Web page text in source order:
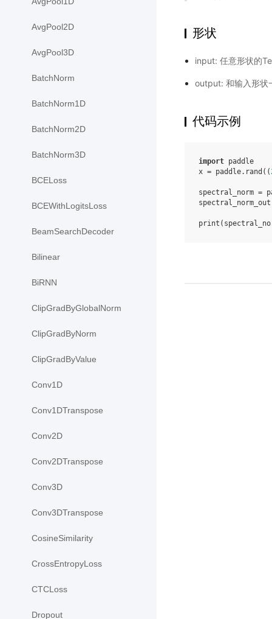
AvgPool2D
AvgPool3D
BatchNorm
BatchNorm1D
BatchNorm2D
BatchNorm3D
BCELoss
BCEWithLogitsLoss
BeamSearchDecoder
Bilinear
BiRNN
ClipGradByGlobalNorm
ClipGradByNorm
ClipGradByValue
Conv1D
Conv1DTranspose
Conv2D
Conv2DTranspose
Conv3D
Conv3DTranspose
CosineSimilarity
CrossEntropyLoss
CTCLoss
Dropout
形状
input: 任意形状的
output: 和输入形状
代码示例
import paddle
x = paddle. rand ((
spectral_norm =
spectral_norm_out
print (